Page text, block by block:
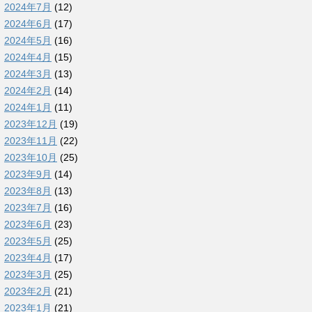
2024年7月 (12)
2024年6月 (17)
2024年5月 (16)
2024年4月 (15)
2024年3月 (13)
2024年2月 (14)
2024年1月 (11)
2023年12月 (19)
2023年11月 (22)
2023年10月 (25)
2023年9月 (14)
2023年8月 (13)
2023年7月 (16)
2023年6月 (23)
2023年5月 (25)
2023年4月 (17)
2023年3月 (25)
2023年2月 (21)
2023年1月 (21)